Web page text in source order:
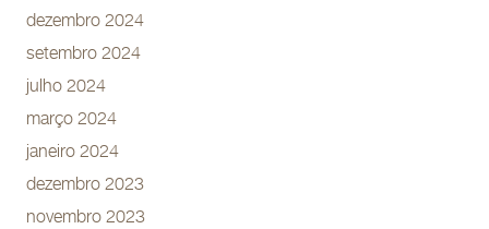
dezembro 2024
setembro 2024
julho 2024
março 2024
janeiro 2024
dezembro 2023
novembro 2023